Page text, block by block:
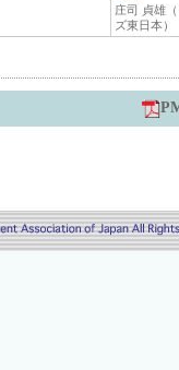
庄司 貞雄
ズ東日本）